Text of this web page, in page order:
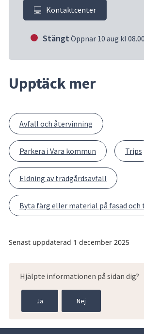
Kontaktcenter
Stängt Öppnar 10 aug kl 08.00
Upptäck mer
Avfall och återvinning
Parkera i Vara kommun Trips
Eldning av trädgårdsavfall
Byta färg eller material på fasad och
Senast uppdaterad 1 december 2025
Hjälpte informationen på sidan dig?
Ja Nej